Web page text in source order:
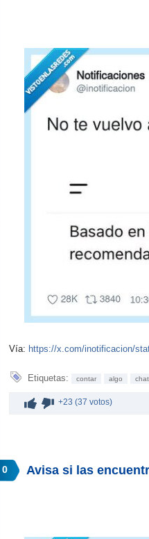
Vía: https://x.com/inotificacion/
Etiquetas: contar algo
+23 (37 votos)
0 Avisa si las